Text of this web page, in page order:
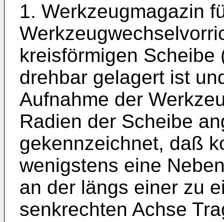
1. Werkzeugmagazin
kreisförmigen Scheibe
drehbar gelagert ist
Aufnahme der
Radien der Scheibe
gekennzeichnet, daß
wenigstens eine
an der längs einer zu
senkrechten Achse